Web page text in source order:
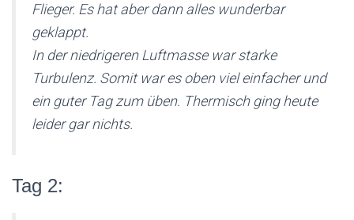
Flieger. Es hat aber dann alles wunderbar
geklappt.
In der niedrigeren Luftmasse war starke
Turbulenz. Somit war es oben viel einfacher und
ein guter Tag zum üben. Thermisch ging heute
leider gar nichts.
Tag 2: